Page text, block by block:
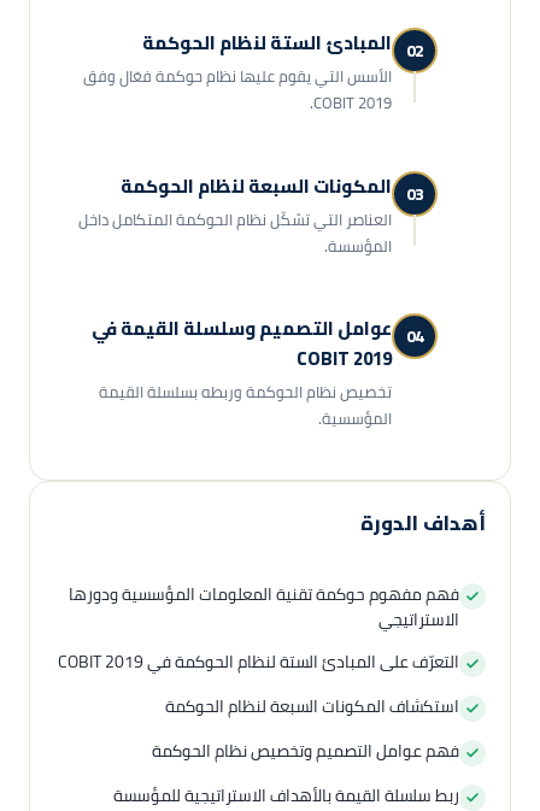
02 المبادئ الستة لنظام الحوكمة
الأسس التي يقوم عليها نظام حوكمة فعّال وفق
COBIT 2019.
03 المكونات السبعة لنظام الحوكمة
العناصر التي تشكّل نظام الحوكمة المتكامل داخل
المؤسسة.
04 عوامل التصميم وسلسلة القيمة في
COBIT 2019
تخصيص نظام الحوكمة وربطه بسلسلة القيمة
المؤسسية.
أهداف الدورة
فهم مفهوم حوكمة تقنية المعلومات المؤسسية ودورها
الاستراتيجي
التعرّف على المبادئ الستة لنظام الحوكمة في COBIT 2019
استكشاف المكونات السبعة لنظام الحوكمة
فهم عوامل التصميم وتخصيص نظام الحوكمة
ربط سلسلة القيمة بالأهداف الاستراتيجية للمؤسسة